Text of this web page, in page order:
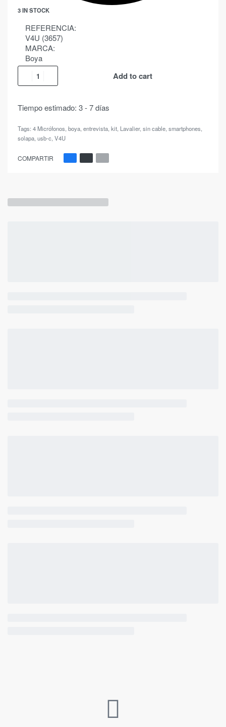
3 IN STOCK
REFERENCIA:
V4U (3657)
MARCA:
Boya
Add to cart
Tiempo estimado: 3 - 7 días
Tags: 4 Micrófonos, boya, entrevista, kit, Lavalier, sin cable, smartphones,
solapa, usb-c, V4U
COMPARTIR